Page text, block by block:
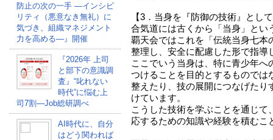
防止の次の一手 ―インシビ
リティ（悪意なき無礼）に
気づき、組織マネジメント
力を高める―』開催
『2026年 上司
と部下の意識調
査』“叱れない
時代”に悩む上
司7割―Job総研調べ
AI時代に、自分
はどう関われば
【3．当身を『防御の技術』とし
合気道には古くから「当身」とい
覇天会ではこれを「伝統当身七本
整理し、安全に配慮した形で指導
ここでいう当身は、特に青少年へ
つけることを目的とするものでは
整えたり、技の展開につなげたり
けています。
こうした技術を学ぶことを通じて
応するための知識や経験を積むこ